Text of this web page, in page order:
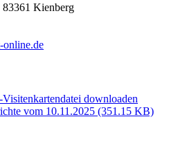
83361 Kienberg
downloaden
vom 10.11.2025 (351.15 KB)